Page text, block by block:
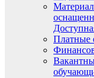
Платные